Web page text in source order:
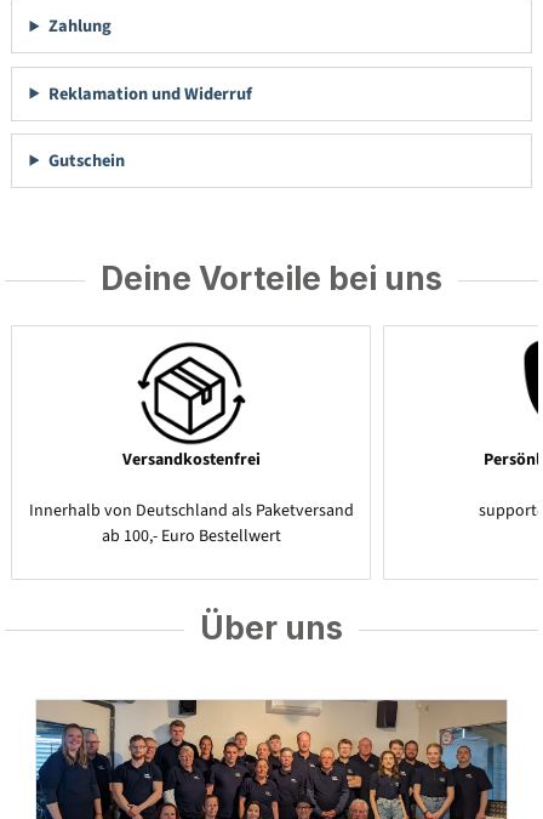
Zahlung
Reklamation und Widerruf
Gutschein
Deine Vorteile bei uns
Versandkostenfrei
Innerhalb von Deutschland als Paketversand
ab 100,- Euro Bestellwert
Über uns